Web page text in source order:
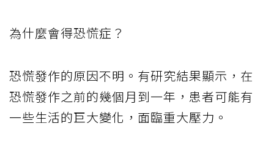
為什麼會得恐慌症？
恐慌發作的原因不明。有研究結果顯示，在
恐慌發作之前的幾個月到一年，患者可能有
一些生活的巨大變化，面臨重大壓力。